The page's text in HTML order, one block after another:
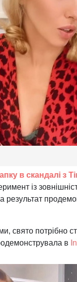
в скандалі з
із
результат
свято потрібно
в